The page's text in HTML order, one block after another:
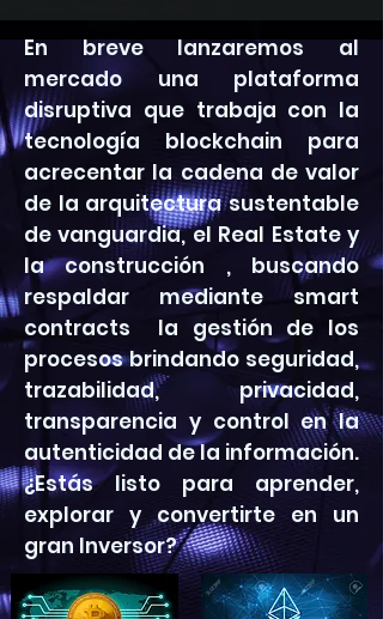
En breve lanzaremos al
mercado una plataforma
disruptiva que trabaja con la
tecnología blockchain para
acrecentar la cadena de valor
de la arquitectura sustentable
de vanguardia, el Real Estate y
la construcción , buscando
respaldar mediante smart
contracts la gestión de los
procesos brindando seguridad,
trazabilidad, privacidad,
transparencia y control en la
autenticidad de la información.
¿Estás listo para aprender,
explorar y convertirte en un
gran Inversor?